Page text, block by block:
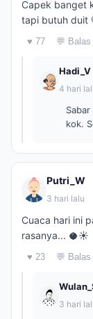
Capek banget
tapi butuh duit
♥ 77 💬 Balas
Hadi_V
4 hari
kok.
Putri_W
3 hari lalu
Cuaca hari ini
rasanya... 🥥☀️
♥ 23 💬 Balas
3 hari